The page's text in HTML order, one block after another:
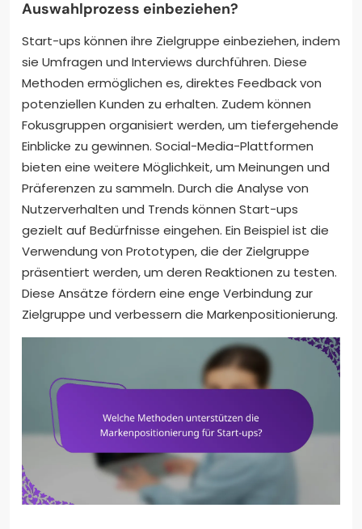
Auswahlprozess einbeziehen?
Start-ups können ihre Zielgruppe einbeziehen, indem
sie Umfragen und Interviews durchführen. Diese
Methoden ermöglichen es, direktes Feedback von
potenziellen Kunden zu erhalten. Zudem können
Fokusgruppen organisiert werden, um tiefergehende
Einblicke zu gewinnen. Social-Media-Plattformen
bieten eine weitere Möglichkeit, um Meinungen und
Präferenzen zu sammeln. Durch die Analyse von
Nutzerverhalten und Trends können Start-ups
gezielt auf Bedürfnisse eingehen. Ein Beispiel ist die
Verwendung von Prototypen, die der Zielgruppe
präsentiert werden, um deren Reaktionen zu testen.
Diese Ansätze fördern eine enge Verbindung zur
Zielgruppe und verbessern die Markenpositionierung.